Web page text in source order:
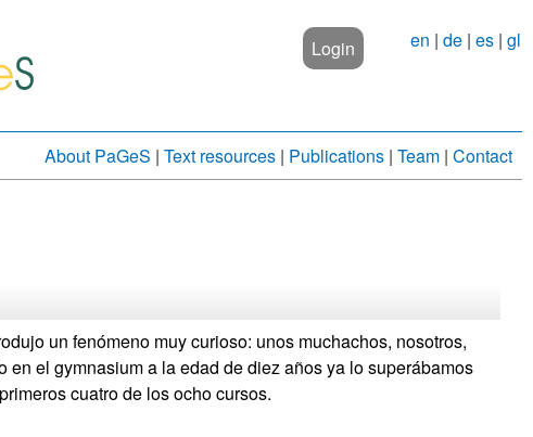
Login en | de| es| gl
About PaGeS | Text resources| Publications| Team| Contact
un fenómeno muy curioso: unos muchachos, nosotros,
en el gymnasium a la edad de diez años ya lo superábamos
cuatro de los ocho cursos.